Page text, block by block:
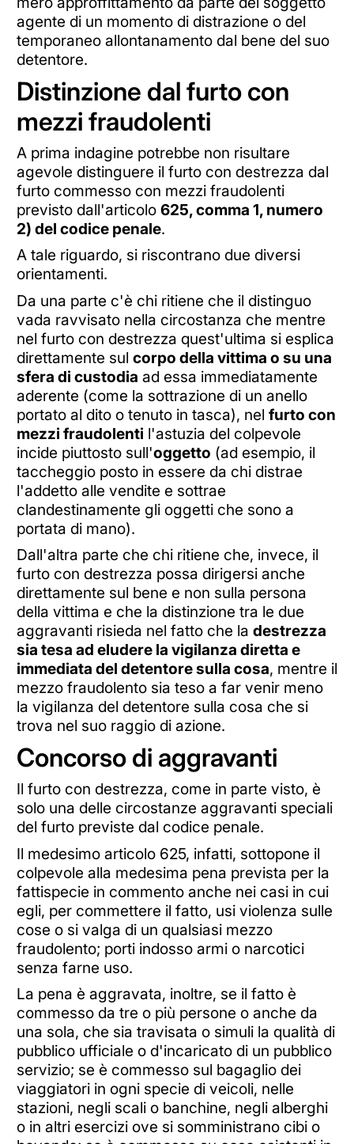
agente di un momento di distrazione o del
temporaneo allontanamento dal bene del suo
detentore.
Distinzione dal furto con
mezzi fraudolenti
A prima indagine potrebbe non risultare
agevole distinguere il furto con destrezza dal
furto commesso con mezzi fraudolenti
previsto dall'articolo 625, comma 1, numero
2) del codice penale.
A tale riguardo, si riscontrano due diversi
orientamenti.
Da una parte c'è chi ritiene che il distinguo
vada ravvisato nella circostanza che mentre
nel furto con destrezza quest'ultima si esplica
direttamente sul corpo della vittima o su una
sfera di custodia ad essa immediatamente
aderente (come la sottrazione di un anello
portato al dito o tenuto in tasca), nel furto con
mezzi fraudolenti l'astuzia del colpevole
incide piuttosto sull'oggetto (ad esempio, il
taccheggio posto in essere da chi distrae
l'addetto alle vendite e sottrae
clandestinamente gli oggetti che sono a
portata di mano).
Dall'altra parte che chi ritiene che, invece, il
furto con destrezza possa dirigersi anche
direttamente sul bene e non sulla persona
della vittima e che la distinzione tra le due
aggravanti risieda nel fatto che la destrezza
sia tesa ad eludere la vigilanza diretta e
immediata del detentore sulla cosa, mentre il
mezzo fraudolento sia teso a far venir meno
la vigilanza del detentore sulla cosa che si
trova nel suo raggio di azione.
Concorso di aggravanti
Il furto con destrezza, come in parte visto, è
solo una delle circostanze aggravanti speciali
del furto previste dal codice penale.
Il medesimo articolo 625, infatti, sottopone il
colpevole alla medesima pena prevista per la
fattispecie in commento anche nei casi in cui
egli, per commettere il fatto, usi violenza sulle
cose o si valga di un qualsiasi mezzo
fraudolento; porti indosso armi o narcotici
senza farne uso.
La pena è aggravata, inoltre, se il fatto è
commesso da tre o più persone o anche da
una sola, che sia travisata o simuli la qualità di
pubblico ufficiale o d'incaricato di un pubblico
servizio; se è commesso sul bagaglio dei
viaggiatori in ogni specie di veicoli, nelle
stazioni, negli scali o banchine, negli alberghi
o in altri esercizi ove si somministrano cibi o